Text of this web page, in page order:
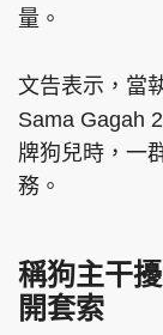
量。
文告表示，當
Sama Gagah
牌狗兒時，一
務。
稱狗主干
開套索